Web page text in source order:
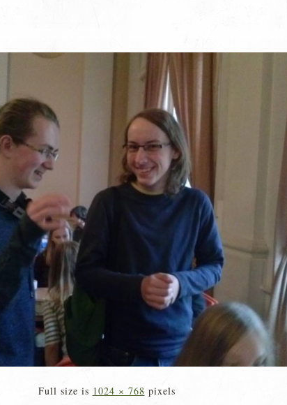
Full size is 1024 × 768 pixels